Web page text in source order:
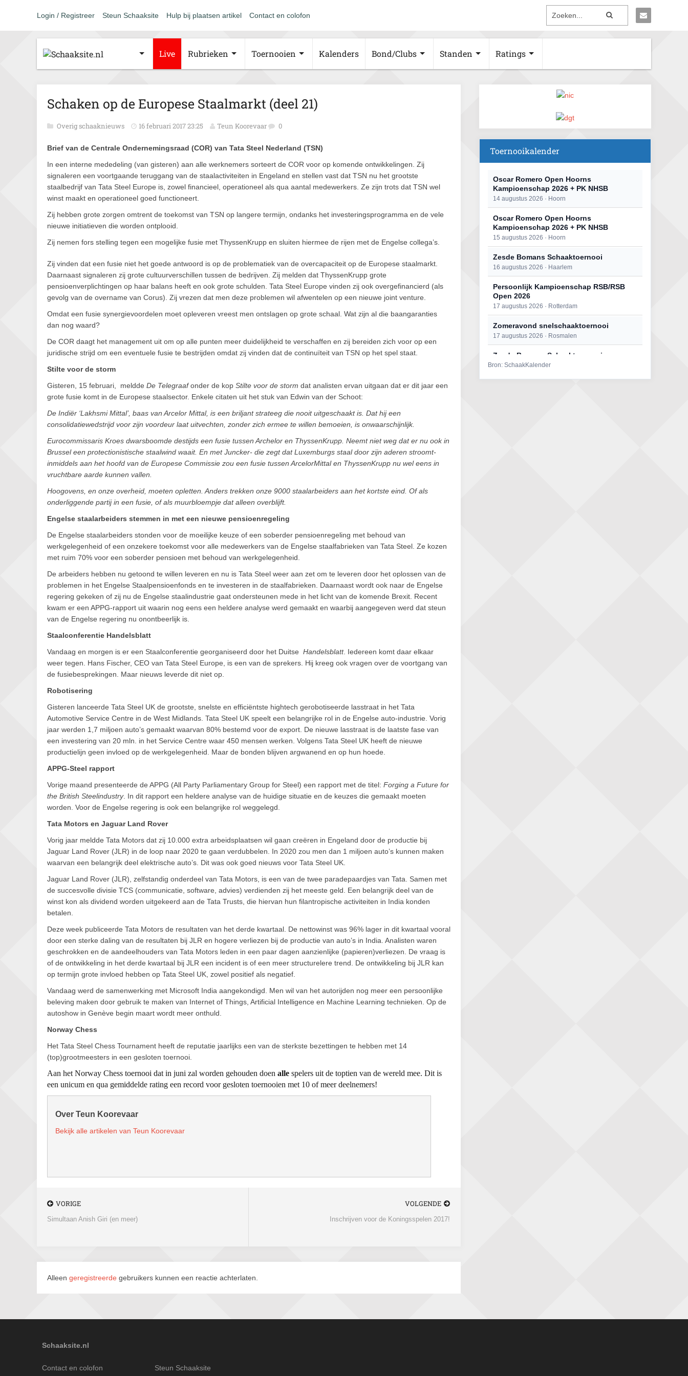
Login / Registreer Steun Schaaksite Hulp bij plaatsen artikel Contact en colofon
Live Rubrieken Toernooien Kalenders Bond/Clubs Standen Ratings
Schaken op de Europese Staalmarkt (deel 21)
Overig schaaknieuws 16 februari 2017 23:25 Teun Koorevaar 0
Brief van de Centrale Ondernemingsraad (COR) van Tata Steel Nederland (TSN)
In een interne mededeling (van gisteren) aan alle werknemers sorteert de COR voor op komende ontwikkelingen. Zij
signaleren een voortgaande teruggang van de staalactiviteiten in Engeland en stellen vast dat TSN nu het grootste
staalbedrijf van Tata Steel Europe is, zowel financieel, operationeel als qua aantal medewerkers. Ze zijn trots dat TSN wel
winst maakt en operationeel goed functioneert.
Zij hebben grote zorgen omtrent de toekomst van TSN op langere termijn, ondanks het investeringsprogramma en de vele
nieuwe initiatieven die worden ontplooid.
Zij nemen fors stelling tegen een mogelijke fusie met ThyssenKrupp en sluiten hiermee de rijen met de Engelse collega’s.
Zij vinden dat een fusie niet het goede antwoord is op de problematiek van de overcapaciteit op de Europese staalmarkt.
Daarnaast signaleren zij grote cultuurverschillen tussen de bedrijven. Zij melden dat ThyssenKrupp grote
pensioenverplichtingen op haar balans heeft en ook grote schulden. Tata Steel Europe vinden zij ook overgefinancierd (als
gevolg van de overname van Corus). Zij vrezen dat men deze problemen wil afwentelen op een nieuwe joint venture.
Omdat een fusie synergievoordelen moet opleveren vreest men ontslagen op grote schaal. Wat zijn al die baangaranties
dan nog waard?
De COR daagt het management uit om op alle punten meer duidelijkheid te verschaffen en zij bereiden zich voor op een
juridische strijd om een eventuele fusie te bestrijden omdat zij vinden dat de continuïteit van TSN op het spel staat.
Stilte voor de storm
Gisteren, 15 februari, meldde De Telegraafonder de kop Stilte voor de storm dat analisten ervan uitgaan dat er dit jaar een
grote fusie komt in de Europese staalsector. Enkele citaten uit het stuk van Edwin van der Schoot:
De Indiër ‘Lakhsmi Mittal’, baas van Arcelor Mittal, is een briljant strateeg die nooit uitgeschaakt is. Dat hij een
consolidatiewedstrijd voor zijn voordeur laat uitvechten, zonder zich ermee te willen bemoeien, is onwaarschijnlijk.
Eurocommissaris Kroes dwarsboomde destijds een fusie tussen Archelor en ThyssenKrupp. Neemt niet weg dat er nu ook in
Brussel een protectionistische staalwind waait. En met Juncker- die zegt dat Luxemburgs staal door zijn aderen stroomt-
inmiddels aan het hoofd van de Europese Commissie zou een fusie tussen ArcelorMittal en ThyssenKrupp nu wel eens in
vruchtbare aarde kunnen vallen.
Hoogovens, en onze overheid, moeten opletten. Anders trekken onze 9000 staalarbeiders aan het kortste eind. Of als
onderliggende partij in een fusie, of als muurbloempje dat alleen overblijft.
Engelse staalarbeiders stemmen in met een nieuwe pensioenregeling
De Engelse staalarbeiders stonden voor de moeilijke keuze of een soberder pensioenregeling met behoud van
werkgelegenheid of een onzekere toekomst voor alle medewerkers van de Engelse staalfabrieken van Tata Steel. Ze kozen
met ruim 70% voor een soberder pensioen met behoud van werkgelegenheid.
De arbeiders hebben nu getoond te willen leveren en nu is Tata Steel weer aan zet om te leveren door het oplossen van de
problemen in het Engelse Staalpensioenfonds en te investeren in de staalfabrieken. Daarnaast wordt ook naar de Engelse
regering gekeken of zij nu de Engelse staalindustrie gaat ondersteunen mede in het licht van de komende Brexit. Recent
kwam er een APPG-rapport uit waarin nog eens een heldere analyse werd gemaakt en waarbij aangegeven werd dat steun
van de Engelse regering nu onontbeerlijk is.
Staalconferentie Handelsblatt
Vandaag en morgen is er een Staalconferentie georganiseerd door het Duitse Handelsblatt. Iedereen komt daar elkaar
weer tegen. Hans Fischer, CEO van Tata Steel Europe, is een van de sprekers. Hij kreeg ook vragen over de voortgang van
de fusiebesprekingen. Maar nieuws leverde dit niet op.
Robotisering
Gisteren lanceerde Tata Steel UK de grootste, snelste en efficiëntste hightech gerobotiseerde lasstraat in het Tata
Automotive Service Centre in de West Midlands. Tata Steel UK speelt een belangrijke rol in de Engelse auto-industrie. Vorig
jaar werden 1,7 miljoen auto’s gemaakt waarvan 80% bestemd voor de export. De nieuwe lasstraat is de laatste fase van
een investering van 20 mln. in het Service Centre waar 450 mensen werken. Volgens Tata Steel UK heeft de nieuwe
productielijn geen invloed op de werkgelegenheid. Maar de bonden blijven argwanend en op hun hoede.
APPG-Steel rapport
Vorige maand presenteerde de APPG (All Party Parliamentary Group for Steel) een rapport met de titel: Forging a Future for
the British Steelindustry. In dit rapport een heldere analyse van de huidige situatie en de keuzes die gemaakt moeten
worden. Voor de Engelse regering is ook een belangrijke rol weggelegd.
Tata Motors en Jaguar Land Rover
Vorig jaar meldde Tata Motors dat zij 10.000 extra arbeidsplaatsen wil gaan creëren in Engeland door de productie bij
Jaguar Land Rover (JLR) in de loop naar 2020 te gaan verdubbelen. In 2020 zou men dan 1 miljoen auto’s kunnen maken
waarvan een belangrijk deel elektrische auto’s. Dit was ook goed nieuws voor Tata Steel UK.
Jaguar Land Rover (JLR), zelfstandig onderdeel van Tata Motors, is een van de twee paradepaardjes van Tata. Samen met
de succesvolle divisie TCS (communicatie, software, advies) verdienden zij het meeste geld. Een belangrijk deel van de
winst kon als dividend worden uitgekeerd aan de Tata Trusts, die hiervan hun filantropische activiteiten in India konden
betalen.
Deze week publiceerde Tata Motors de resultaten van het derde kwartaal. De nettowinst was 96% lager in dit kwartaal vooral
door een sterke daling van de resultaten bij JLR en hogere verliezen bij de productie van auto’s in India. Analisten waren
geschrokken en de aandeelhouders van Tata Motors leden in een paar dagen aanzienlijke (papieren)verliezen. De vraag is
of de ontwikkeling in het derde kwartaal bij JLR een incident is of een meer structurelere trend. De ontwikkeling bij JLR kan
op termijn grote invloed hebben op Tata Steel UK, zowel positief als negatief.
Vandaag werd de samenwerking met Microsoft India aangekondigd. Men wil van het autorijden nog meer een persoonlijke
beleving maken door gebruik te maken van Internet of Things, Artificial Intelligence en Machine Learning technieken. Op de
autoshow in Genève begin maart wordt meer onthuld.
Norway Chess
Het Tata Steel Chess Tournament heeft de reputatie jaarlijks een van de sterkste bezettingen te hebben met 14
(top)grootmeesters in een gesloten toernooi.
Aan het Norway Chess toernooi dat in juni zal worden gehouden doen alle spelers uit de toptien van de wereld mee. Dit is
een unicum en qua gemiddelde rating een record voor gesloten toernooien met 10 of meer deelnemers!
Over Teun Koorevaar
Bekijk alle artikelen van Teun Koorevaar
VORIGE
Simultaan Anish Giri (en meer)
VOLGENDE
Inschrijven voor de Koningsspelen 2017!
Alleen geregistreerde gebruikers kunnen een reactie achterlaten.
Toernooikalender
Oscar Romero Open Hoorns
Kampioenschap 2026 + PK NHSB
14 augustus 2026 · Hoorn
Oscar Romero Open Hoorns
Kampioenschap 2026 + PK NHSB
15 augustus 2026 · Hoorn
Zesde Bomans Schaaktoernooi
16 augustus 2026 · Haarlem
Persoonlijk Kampioenschap RSB/RSB
Open 2026
17 augustus 2026 · Rotterdam
Zomeravond snelschaaktoernooi
17 augustus 2026 · Rosmalen
Zesde Bomans Schaaktoernooi
17 augustus 2026 · Haarlem
Bron: SchaakKalender
Schaaksite.nl
Contact en colofon
Steun Schaaksite